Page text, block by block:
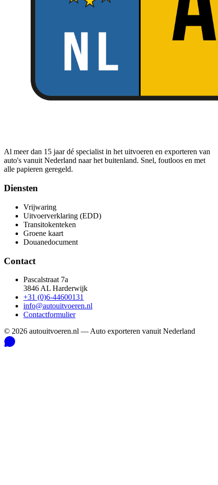
Al meer dan 15 jaar dé specialist in het uitvoeren en exporteren van
auto's vanuit Nederland naar het buitenland. Snel, foutloos en met
alle papieren geregeld.
Diensten
Vrijwaring
Uitvoerverklaring (EDD)
Transitokenteken
Groene kaart
Douanedocument
Contact
Pascalstraat 7a
3846 AL Harderwijk
+31 (0)6-44600131
info@autouitvoeren.nl
Contactformulier
© 2026 autouitvoeren.nl — Auto exporteren vanuit Nederland